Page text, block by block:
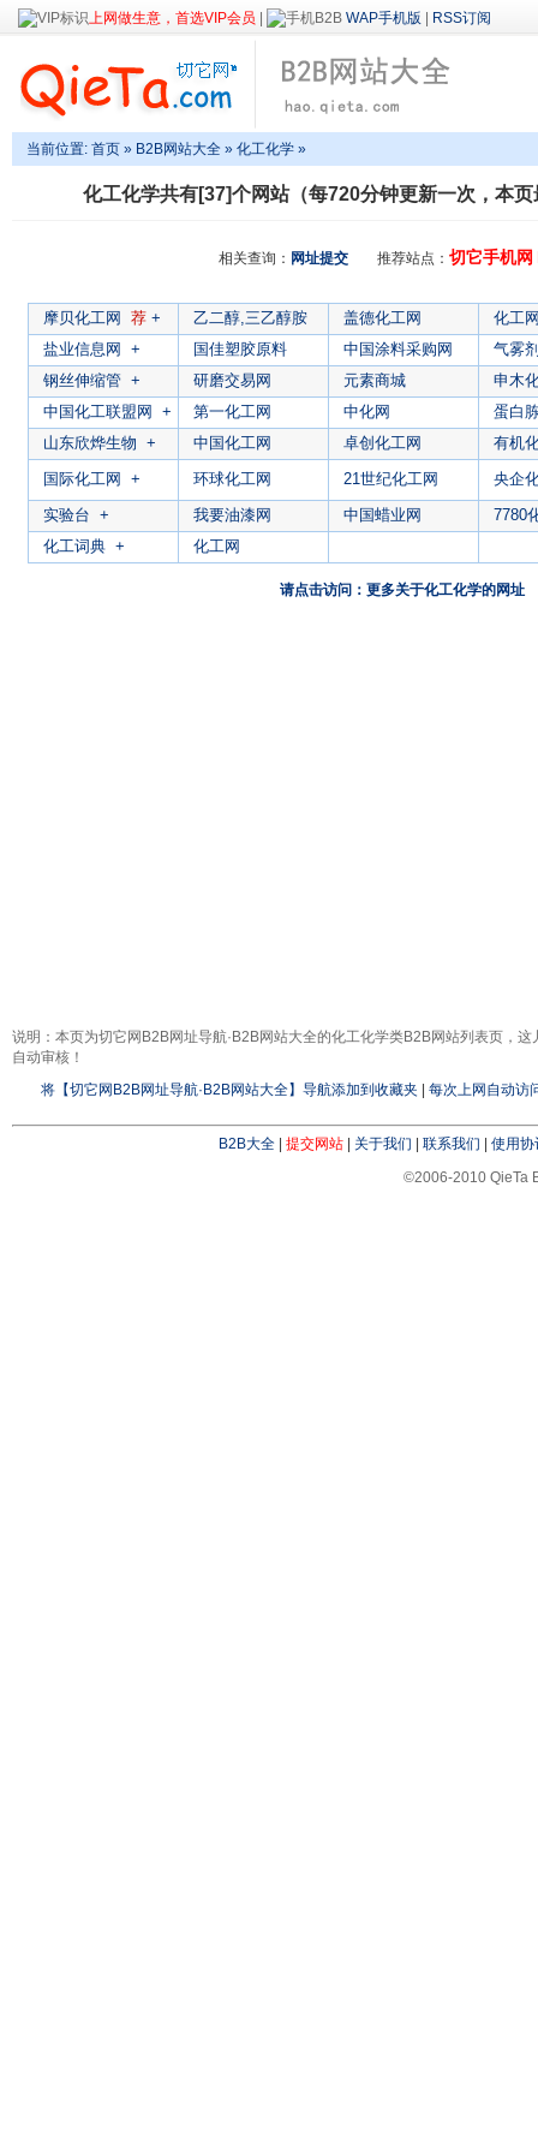
上网做生意，首选VIP会员 WAP手机版 RSS订阅
当前位置: 首页 » B2B网站大全 » 化工化学 »
化工化学共有[37]个网站（每720分钟更新一次，本
相关查询： 网址提交推荐站点： 切它手机网
摩贝化工网 荐 + 乙二醇,三乙醇胺 盖德化工网
化工
盐业信息网
+ 国佳塑胶原料 中国涂料采购网
气雾
钢丝伸缩管 + 研磨交易网 元素商城
申木
中国化工联盟网
+ 第一化工网 中化网
蛋白
山东欣烨生物 + 中国化工网 卓创化工网
有机
国际化工网
+ 环球化工网 21世纪化工网
央企
实验台 + 我要油漆网 中国蜡业网
7780
化工词典 + 化工网
请点击访问：更多关于化工化学的网址
说明：本页为切它网B2B网址导航·B2B网站大全的化工化学类B2B网站列表页，
自动审核！
将【切它网B2B网址导航·B2B网站大全】导航添加到收藏夹
每次上网自动访
B2B大全| 提交网站| 关于我们 联系我们
使用协
©2006-2010 QieTa